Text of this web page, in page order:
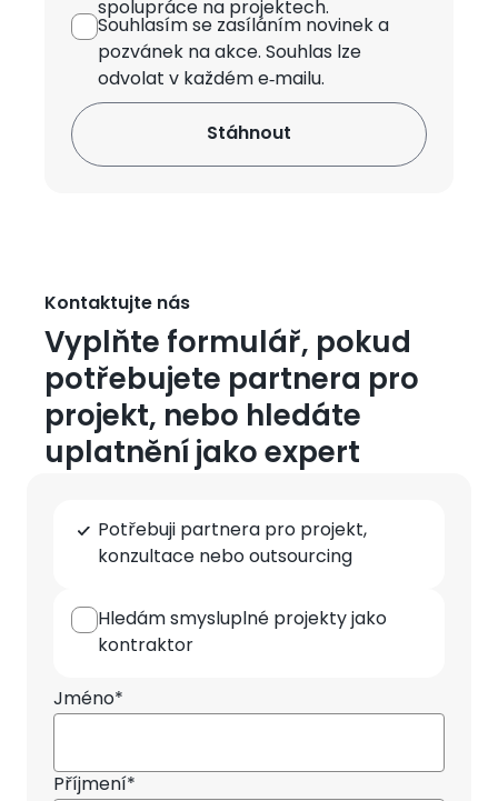
spolupráce na projektech.
Souhlasím se zasíláním novineka
pozvánek na akce. Souhlas lze
odvolat v každém e‑mailu.
Kontaktujte nás
Vyplňte formulář, pokud
potřebujete partnera pro
projekt, nebo hledáte
uplatnění jako expert
spolupráce
Potřebuji partnera pro projekt,
konzultace nebo outsourcing
Hledám smysluplné projekty jako
kontraktor
Jméno*
Příjmení*